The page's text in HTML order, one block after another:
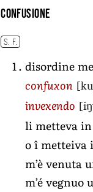
confusione
S. F.
disordine
confuxon
invexendo
li metteva
o î metteiva
m’è venuta
m’é